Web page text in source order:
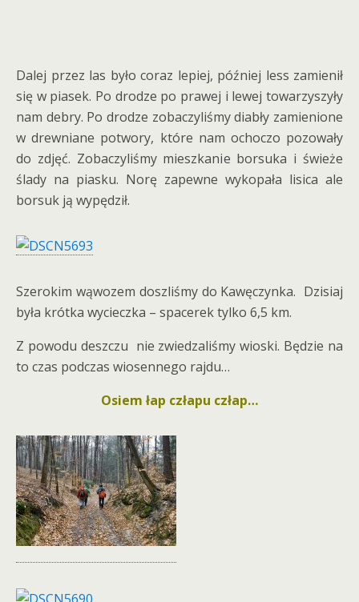
Dalej przez las było coraz lepiej, później less zamienił
się w piasek. Po drodze po prawej i lewej towarzyszyły
nam debry. Po drodze zobaczyliśmy diabły zamienione
w drewniane potwory, które nam ochoczo pozowały
do zdjęć. Zobaczyliśmy mieszkanie borsuka i świeże
ślady na piasku. Norę zapewne wykopała lisica ale
borsuk ją wypędził.
Szerokim wąwozem doszliśmy do Kawęczynka. Dzisiaj
była krótka wycieczka – spacerek tylko 6,5 km.
Z powodu deszczu nie zwiedzaliśmy wioski. Będzie na
to czas podczas wiosennego rajdu…
Osiem łap człapu człap…